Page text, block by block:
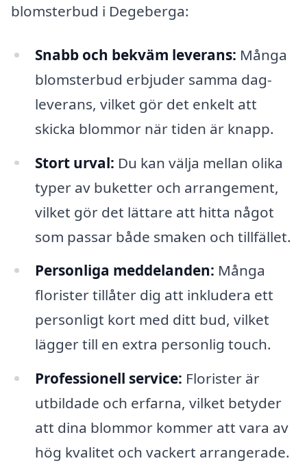
blomsterbud i Degeberga:
Snabb och bekväm leverans: Många
blomsterbud erbjuder samma dag-
leverans, vilket gör det enkelt att
skicka blommor när tiden är knapp.
Stort urval: Du kan välja mellan olika
typer av buketter och arrangement,
vilket gör det lättare att hitta något
som passar både smaken och tillfället.
Personliga meddelanden: Många
florister tillåter dig att inkludera ett
personligt kort med ditt bud, vilket
lägger till en extra personlig touch.
Professionell service: Florister är
utbildade och erfarna, vilket betyder
att dina blommor kommer att vara av
hög kvalitet och vackert arrangerade.